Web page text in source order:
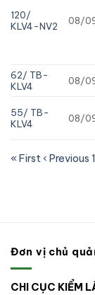
120/
KLV4-NV2
08/
62/ TB-
KLV4
08/
55/ TB-
KLV4
08/
« First ‹ Previous 1
Đơn vị chủ
CHI CỤC KIỂM